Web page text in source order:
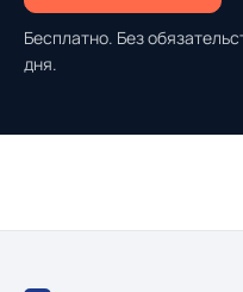
Бесплатно. Без
дня.